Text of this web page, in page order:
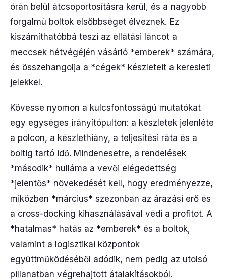
órán belül átcsoportosításra kerül, és a nagyobb
forgalmú boltok elsőbbséget élveznek. Ez
kiszámíthatóbbá teszi az ellátási láncot a
meccsek hétvégéjén vásárló *emberek* számára,
és összehangolja a *cégek* készleteit a keresleti
jelekkel.
Kövesse nyomon a kulcsfontosságú mutatókat
egy egységes irányítópulton: a készletek jelenléte
a polcon, a készlethiány, a teljesítési ráta és a
boltig tartó idő. Mindenesetre, a rendelések
*második* hulláma a vevői elégedettség
*jelentős* növekedését kell, hogy eredményezze,
miközben *március* szezonban az árazási erő és
a cross-docking kihasználásával védi a profitot. A
*hatalmas* hatás az *emberek* és a boltok,
valamint a logisztikai központok
együttműködéséből adódik, nem pedig az utolsó
pillanatban végrehajtott átalakításokból.